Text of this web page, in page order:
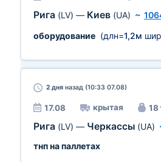
Рига (LV) — Киев (UA) ~
оборудование (длн=1,2м
2 дня назад (10:33 07.08)
17.08 крытая 18
Рига (LV) — Черкассы (UA)
тнп на паллетах